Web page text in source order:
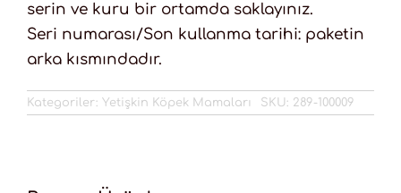
serin ve kuru bir ortamda saklayınız.
Seri numarası/Son kullanma tarihi: paketin
arka kısmındadır.
Kategoriler: Yetişkin Köpek Mamaları SKU: 289-100009